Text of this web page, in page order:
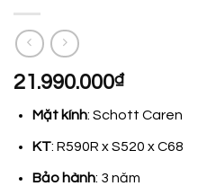
21.990.000₫
Mặt kính: Schott Caren
KT: R590R x S520 x C68
Bảo hành: 3 năm